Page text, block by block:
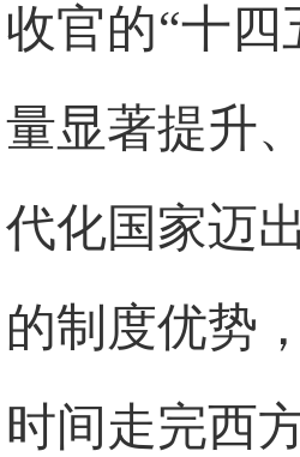
收官的“十
量显著提升
代化国家迈
的制度优势
时间走完西